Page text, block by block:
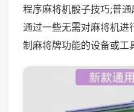
程序麻将机骰子技巧;普
通过一些无需对麻将机进
制麻将牌功能的设备或工